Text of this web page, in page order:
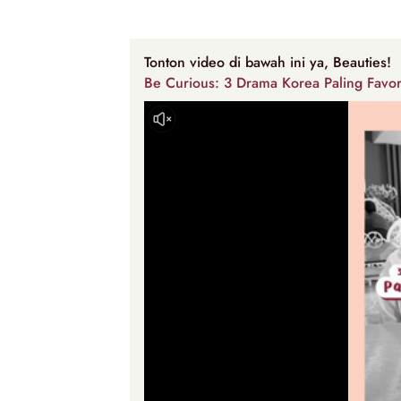
Tonton video di bawah ini ya, Beauties!
Be Curious: 3 Drama Korea Paling